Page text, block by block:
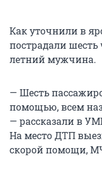
Как уточнили в
пострадали шесть
летний мужчина.
— Шесть
помощью, всем
— рассказали в
На место ДТП
скорой помощи,